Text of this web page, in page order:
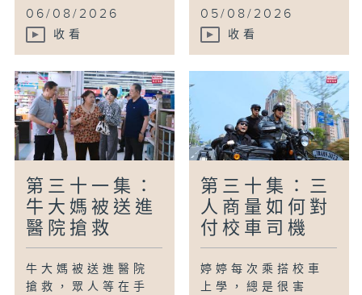
06/08/2026
收看
05/08/2026
收看
第三十一集：
牛大媽被送進
醫院搶救
牛大媽被送進醫院
搶救，眾人等在手
第三十集：三
人商量如何對
付校車司機
婷婷每次乘搭校車
上學，總是很害